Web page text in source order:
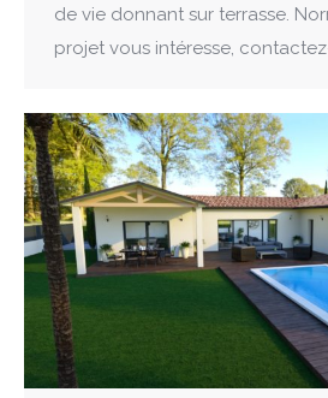
de vie donnant sur terrasse.
projet vous intéresse,